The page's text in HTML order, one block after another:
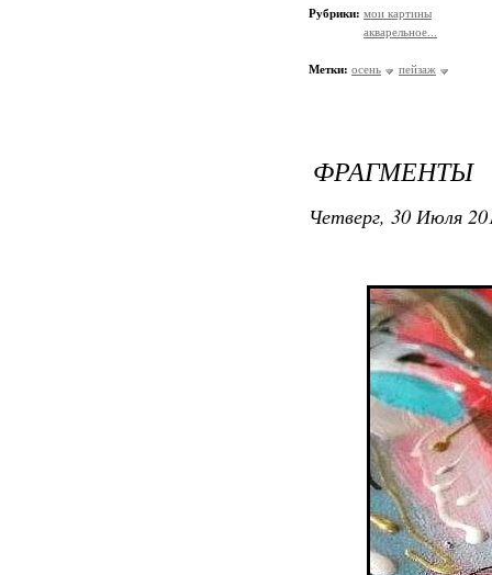
Рубрики: мои картины
акварельное...
Метки: осень пейзаж
ФРАГМЕНТЫ
Четверг, 30 Июля